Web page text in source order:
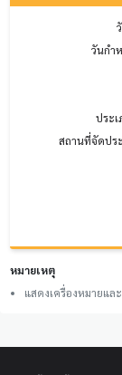
วันกำ
ประ
สถานที่จัดปร
หมายเหตุ
แสดงเครื่องหมายแ